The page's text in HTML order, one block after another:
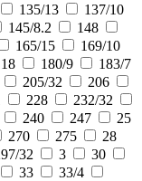
135/13
137/10
145/8.2
148
165/15
169/10
18 180/9
183/7
205/32
206
228
232/32
240 247
25
270 275
28
32 3
30
33
33/4